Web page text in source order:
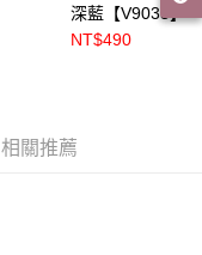
深藍【V9035】
NT$490
相關推薦